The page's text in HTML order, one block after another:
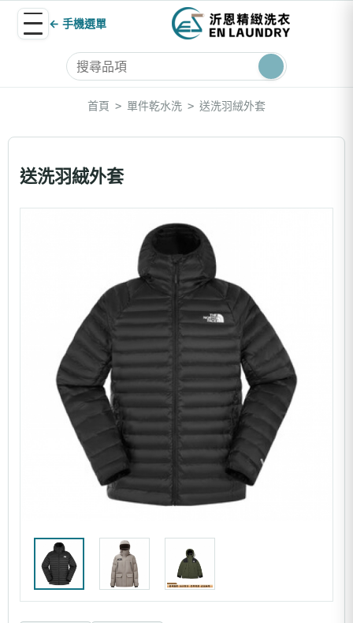
← 手機選單
首頁 > 單件乾水洗 > 送洗羽絨外套
送洗羽絨外套